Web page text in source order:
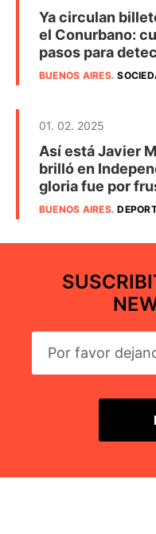
Ya circulan
el Conurbano:
pasos para
BUENOS AIRES.
01. 02. 2025
Así está Javier
brilló en
gloria fue por
BUENOS AIRES.